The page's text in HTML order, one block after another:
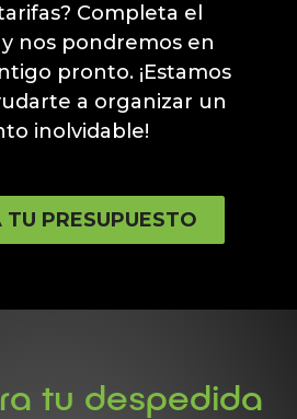
Completa el
nos pondremos en
pronto. ¡Estamos
a organizar un
inolvidable!
TU PRESUPUESTO
tu despedida